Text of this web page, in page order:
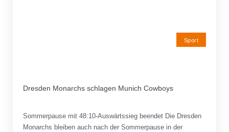
Sport
Dresden Monarchs schlagen Munich Cowboys
Sommerpause mit 48:10-Auswärtssieg beendet Die Dresden
Monarchs bleiben auch nach der Sommerpause in der